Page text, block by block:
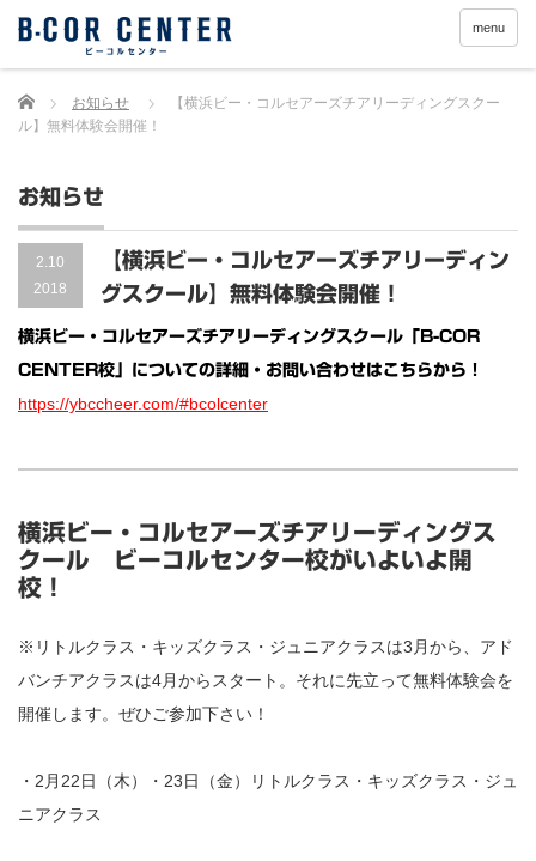
menu
Home お知らせ
【横浜ビー・コルセアーズチアリーディングスクー
ル】無料体験会開催！
お知らせ
2.10
2018
【横浜ビー・コルセアーズチアリーディン
グスクール】無料体験会開催！
横浜ビー・コルセアーズチアリーディングスクール「B-COR
CENTER校」についての詳細・お問い合わせはこちらから！
https://ybccheer.com/#bcolcenter
横浜ビー・コルセアーズチアリーディングス
クール ビーコルセンター校がいよいよ開
校！
※リトルクラス・キッズクラス・ジュニアクラスは3月から、アド
バンチアクラスは4月からスタート。それに先立って無料体験会を
開催します。ぜひご参加下さい！
・2月22日（木）・23日（金）リトルクラス・キッズクラス・ジュ
ニアクラス